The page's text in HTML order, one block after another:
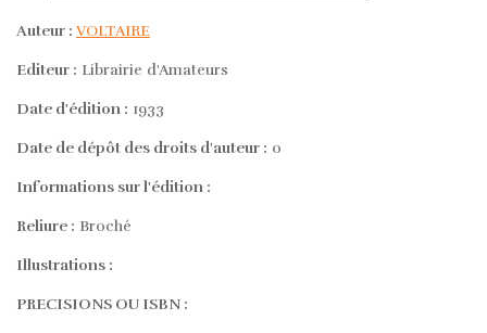
Auteur : VOLTAIRE
Editeur : Librairie d'Amateurs
Date d'édition : 1933
Date de dépôt des droits d'auteur : 0
Informations sur l'édition :
Reliure : Broché
Illustrations :
PRECISIONS OU ISBN :